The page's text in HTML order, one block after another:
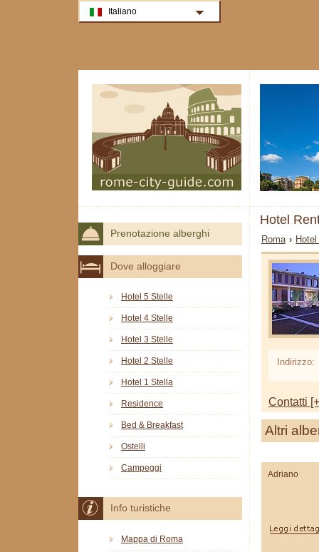
Hotel
Roma ›
Indirizzo:
Contatti
Altri
Adriano
Prenotazione alberghi
Dove alloggiare
Hotel 5 Stelle
Hotel 4 Stelle
Hotel 3 Stelle
Hotel 2 Stelle
Hotel 1 Stella
Residence
Bed & Breakfast
Ostelli
Campeggi
Info turistiche
Mappa di Roma
Italiano